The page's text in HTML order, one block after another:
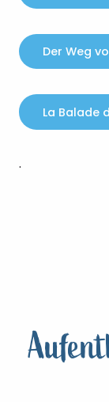
Der Weg
La Balade
.